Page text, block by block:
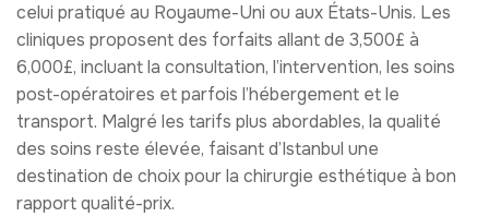
celui pratiqué au Royaume-Uni ou aux États-Unis. Les
cliniques proposent des forfaits allant de 3,500£ à
6,000£, incluant la consultation, l’intervention, les soins
post-opératoires et parfois l’hébergement et le
transport. Malgré les tarifs plus abordables, la qualité
des soins reste élevée, faisant d’Istanbul une
destination de choix pour la chirurgie esthétique à bon
rapport qualité-prix.